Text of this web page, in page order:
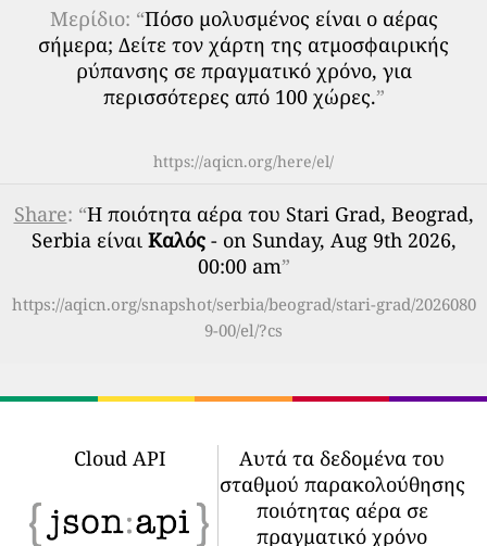
Μερίδιο: “Πόσο μολυσμένος είναι ο αέρας
σήμερα; Δείτε τον χάρτη της ατμοσφαιρικής
ρύπανσης σε πραγματικό χρόνο, για
περισσότερες από 100 χώρες.”
https://aqicn.org/here/el/
Share: “Η ποιότητα αέρα του Stari Grad, Beograd,
Serbia είναι Καλός- on Sunday, Aug 9th 2026,
00:00 am”
https://aqicn.org/snapshot/serbia/beograd/stari-grad/2026080
9-00/el/?cs
Cloud API
Αυτά τα δεδομένα του
σταθμού παρακολούθησης
ποιότητας αέρα σε
πραγματικό χρόνο